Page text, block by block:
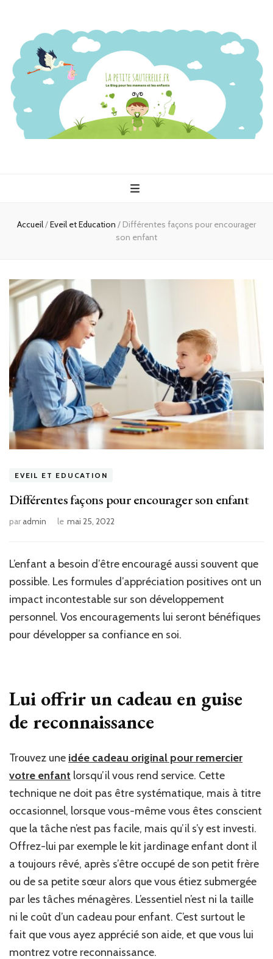
Accueil/Eveil et Education / Différentes façons pour encourager
son enfant
EVEIL ET EDUCATION
Différentes façons pour encourager son enfant
paradmin le mai 25, 2022
L’enfant a besoin d’être encouragé aussi souvent que
possible. Les formules d’appréciation positives ont un
impact incontestable sur son développement
personnel. Vos encouragements lui seront bénéfiques
pour développer sa confiance en soi.
Lui offrir un cadeau en guise
de reconnaissance
Trouvez une idée cadeau original pour remercier
votre enfant lorsqu’il vous rend service. Cette
technique ne doit pas être systématique, mais à titre
occasionnel, lorsque vous-même vous êtes conscient
que la tâche n’est pas facile, mais qu’il s’y est investi.
Offrez-lui par exemple le kit jardinage enfant dont il
a toujours rêvé, après s’être occupé de son petit frère
ou de sa petite sœur alors que vous étiez submergée
par les tâches ménagères. L’essentiel n’est ni la taille
ni le coût d’un cadeau pour enfant. C’est surtout le
fait que vous ayez apprécié son aide, et que vous lui
montrez votre reconnaissance.